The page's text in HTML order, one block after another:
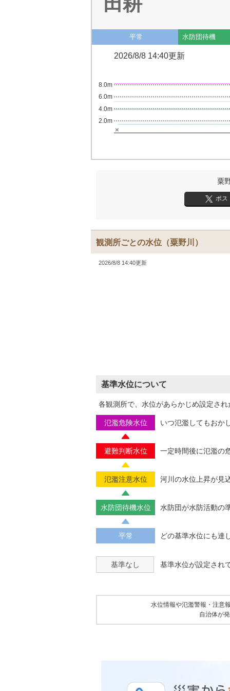
平常 水防団待機
2026/8/8 14:40更新
2.0m
4.0m
6.0m
8.0m
×
粟
ポス
観測所ごとの水位 （粟野川）
2026/8/8 14:40更新
基準水位について
各観測所で、水位があらかじめ設定さ
氾濫危険水位 いつ氾濫してもおか
避難判断水位 一定時間後に氾濫の
氾濫注意水位 河川の水位上昇が見
水防団待機水位 水防団が水防活動の
平常 どの基準水位にも達
基準なし 基準水位が設定され
水位情報や氾濫警報・注意
自治体が